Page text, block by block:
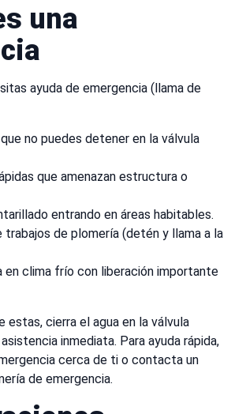
una
ayuda de emergencia (llama de
no puedes detener en la válvula
que amenazan estructura o
entrando en áreas habitables.
trabajos de plomería (detén y llama a la
en clima frío con liberación importante
estas, cierra el agua en la válvula
inmediata. Para ayuda rápida,
cerca de ti o contacta un
de emergencia.